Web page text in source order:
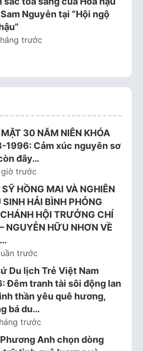
Nguyễn tại “Hội ngộ
trước
30 NĂM NIÊN KHÓA
1996: Cảm xúc nguyên sơ
đây…
giờ trước
HỒNG MAI VÀ NGHIÊN
HẢI BÌNH PHỎNG
HỘI TRƯỞNG CHÍ
NGUYỄN HỮU NHƠN VỀ
trước
Du lịch Trẻ Việt Nam
Đêm tranh tài sôi động lan
thần yêu quê hương,
bá du…
trước
Anh chọn dòng